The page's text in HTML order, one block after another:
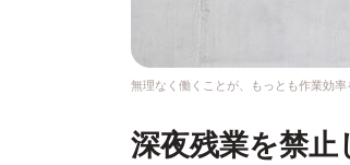
無理なく働くことが、もっとも作業効率
深夜残業を禁